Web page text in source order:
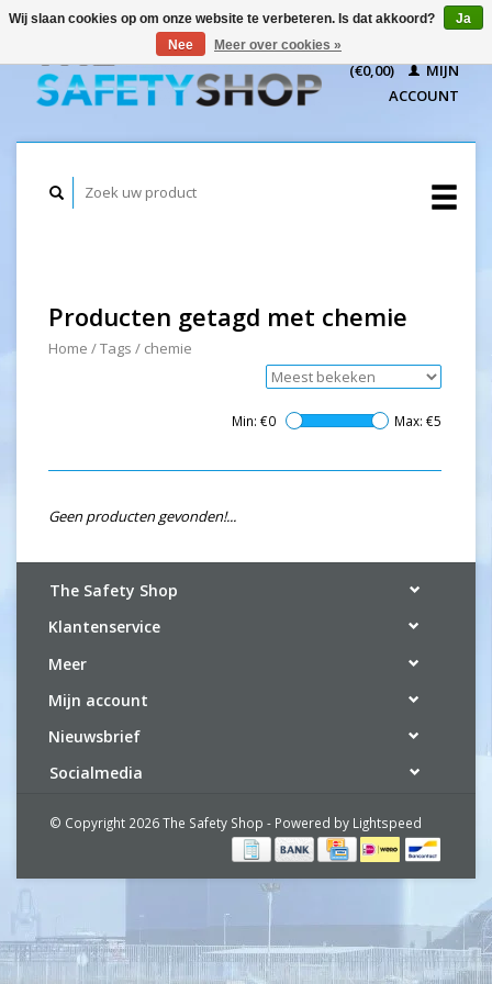
(€0,00)
MIJN
ACCOUNT
Producten getagd met chemie
Home /Tags / chemie
Min: €0 Max: €5
Geen producten gevonden!...
The Safety Shop
Klantenservice
Meer
Mijn account
Nieuwsbrief
Socialmedia
© Copyright 2026 The Safety Shop - Powered by Lightspeed
Wij slaan cookies op om onze website te verbeteren. Is dat akkoord?
Ja
Nee
Meer over cookies »